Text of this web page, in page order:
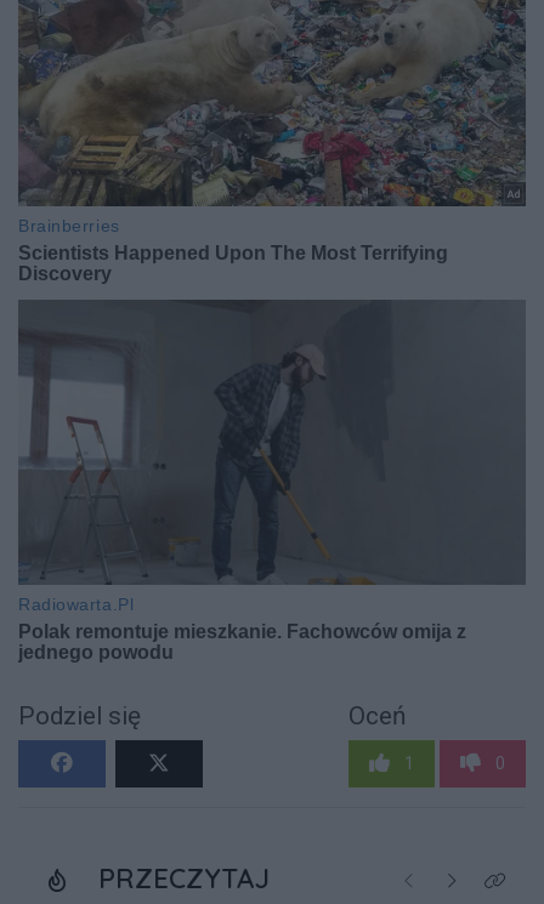
Podziel się Oceń
1 0
PRZECZYTAJ Poprzednie
NastępneKliknij